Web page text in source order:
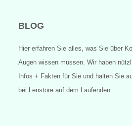
BLOG
Hier erfahren Sie alles, was Sie über
Augen wissen müssen. Wir haben
Infos + Fakten für Sie und halten Sie
bei Lenstore auf dem Laufenden.